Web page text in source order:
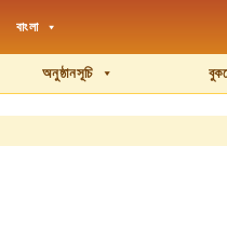
বাংলা
অনুষ্ঠানসূচি